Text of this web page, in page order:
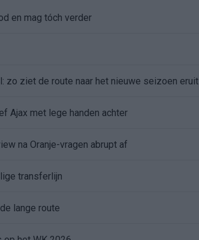
en mag tóch verder
zo ziet de route naar het nieuwe seizoen eruit
Ajax met lege handen achter
na Oranje-vragen abrupt af
transferlijn
lange route